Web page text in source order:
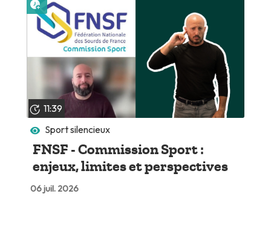
11:39
Sport silencieux
FNSF - Commission Sport :
enjeux, limites et perspectives
06 juil. 2026